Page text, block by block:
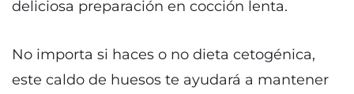
deliciosa preparación en cocción lenta.
No importa si haces o no dieta cetogénica,
este caldo de huesos te ayudará a mantener